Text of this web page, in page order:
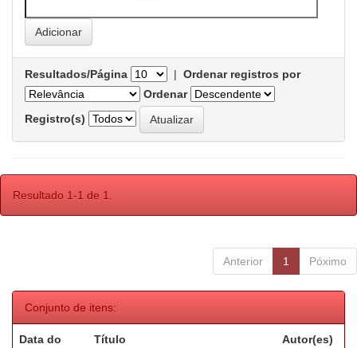
Resultados/Página | Ordenar registros por
Ordenar
Registro(s)
Resultado 1-1 de 1.
Anterior 1 Póximo
Conjunto de itens:
Data do
Título Autor(es)